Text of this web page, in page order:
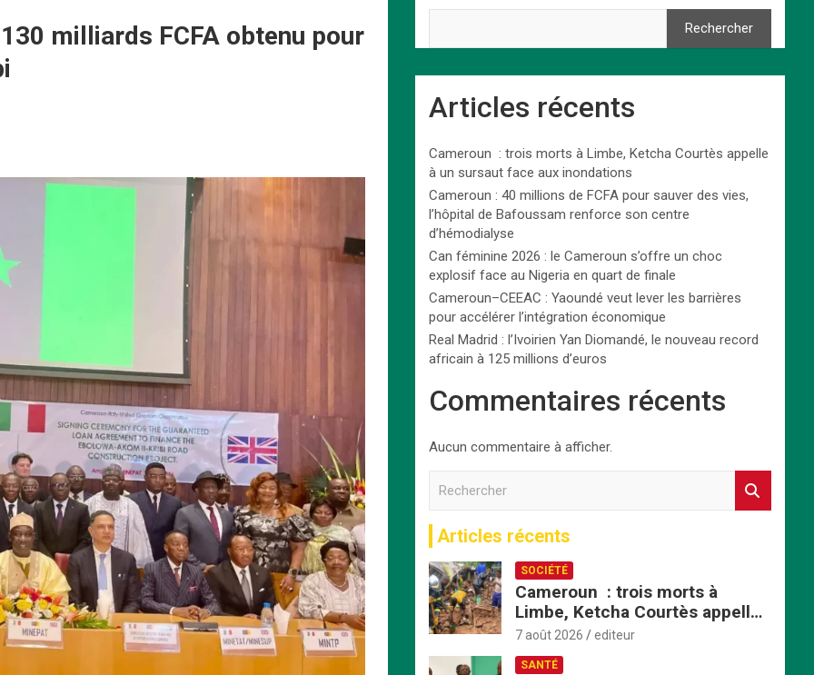
milliards FCFA obtenu pour
Rechercher
Articles récents
Cameroun : trois morts à Limbe, Ketcha Courtès appelle
à un sursaut face aux inondations
Cameroun : 40 millions de FCFA pour sauver des vies,
l’hôpital de Bafoussam renforce son centre
d’hémodialyse
Can féminine 2026 : le Cameroun s’offre un choc
explosif face au Nigeria en quart de finale
Cameroun–CEEAC : Yaoundé veut lever les barrières
pour accélérer l’intégration économique
Real Madrid : l’Ivoirien Yan Diomandé, le nouveau record
africain à 125 millions d’euros
Commentaires récents
Aucun commentaire à afficher.
r
c
h
e
Articles récents
SOCIÉTÉ
Cameroun : trois morts à
Limbe, Ketcha Courtès appelle
à un sursaut face aux
inondations
7 août 2026 editeur
SANTÉ